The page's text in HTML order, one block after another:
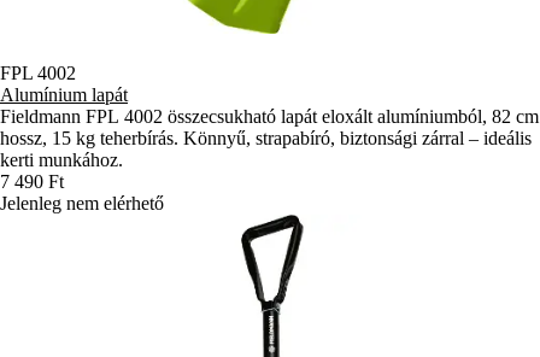
FPL 4002
Alumínium lapát
Fieldmann FPL 4002 összecsukható lapát eloxált alumíniumból, 82 cm
hossz, 15 kg teherbírás. Könnyű, strapabíró, biztonsági zárral – ideális
kerti munkához.
7 490 Ft
Jelenleg nem elérhető